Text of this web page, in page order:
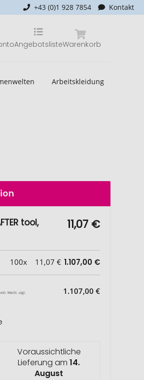
+43 (0)1 928 7854 Kontakt
Warenkorb
Angebotsliste
Arbeitskleidung
tool,
11,07 €
100x 11,07 € 1.107,00 €
MwSt. zzgl. 1.107,00 €
Voraussichtliche
Lieferung am14.
August